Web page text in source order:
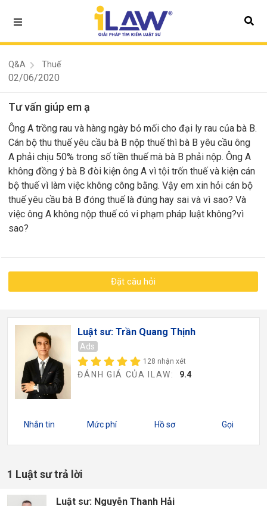
Q&A Thuế
02/06/2020
Tư vấn giúp em ạ
Ông A trồng rau và hàng ngày bỏ mối cho đại ly rau của bà B.
Cán bộ thu thuế yêu cầu bà B nộp thuế thì bà B yêu cầu ông
A phải chịu 50% trong số tiền thuế mà bà B phải nộp. Ông A
không đồng ý bà B đòi kiện ông A vì tội trốn thuế và kiện cán
bộ thuế vì làm việc không công bằng. Vậy em xin hỏi cán bộ
thuế yêu cầu bà B đóng thuế là đúng hay sai và vì sao? Và
việc ông A không nộp thuế có vi phạm pháp luật không?vì
sao?
Đặt câu hỏi
Luật sư: Trần Quang Thịnh
Ads
128 nhận xét
ĐÁNH GIÁ CỦA ILAW: 9.4
Nhắn tin Mức phí Hồ sơ Gọi
1 Luật sư trả lời
Luật sư: Nguyễn Thanh Hải